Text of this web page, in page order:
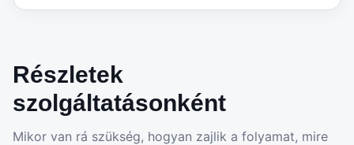
Részletek
szolgáltatásonként
Mikor van rá szükség, hogyan zajlik a folyamat, mire